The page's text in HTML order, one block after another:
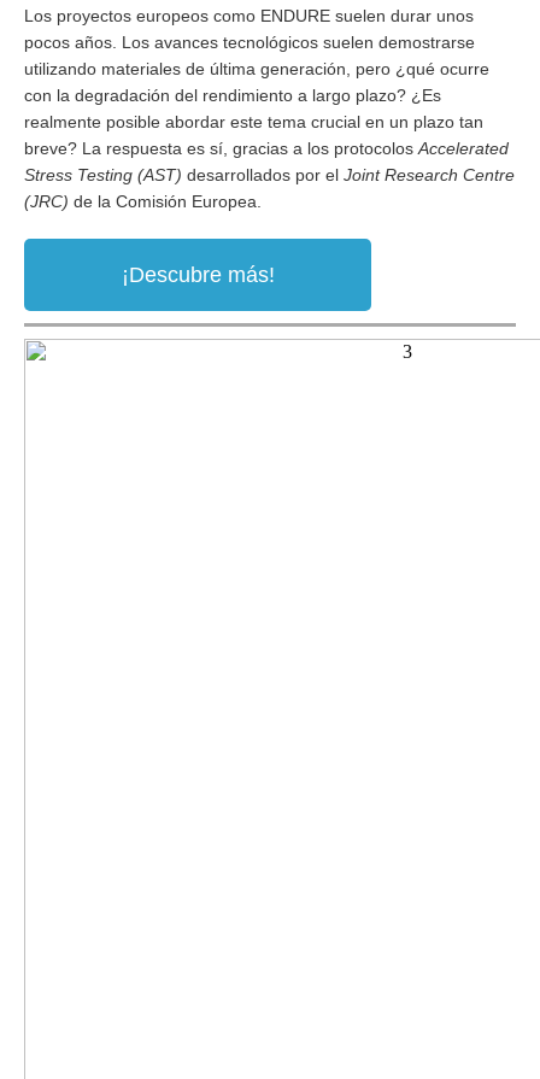
Los proyectos europeos como ENDURE suelen durar unos
pocos años. Los avances tecnológicos suelen demostrarse
utilizando materiales de última generación, pero ¿qué ocurre
con la degradación del rendimiento a largo plazo? ¿Es
realmente posible abordar este tema crucial en un plazo tan
breve? La respuesta es sí, gracias a los protocolos Accelerated
Stress Testing (AST) desarrollados por el Joint Research Centre
(JRC) de la Comisión Europea.
¡Descubre más!